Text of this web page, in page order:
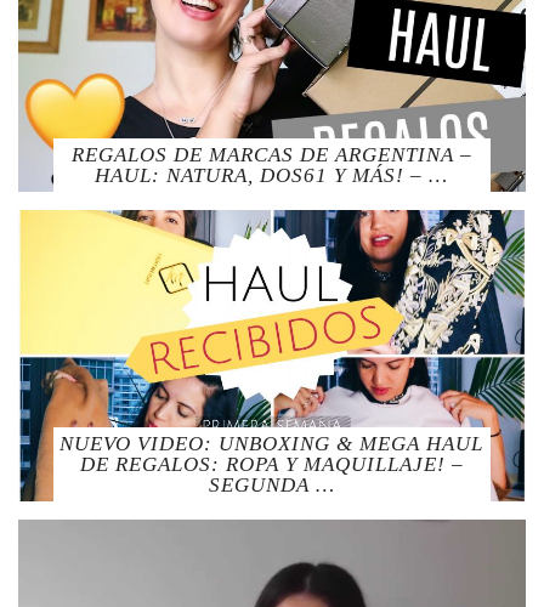
REGALOS DE MARCAS DE ARGENTINA –
HAUL: NATURA, DOS61 Y MÁS! – …
NUEVO VIDEO: UNBOXING & MEGA HAUL
DE REGALOS: ROPA Y MAQUILLAJE! –
SEGUNDA …